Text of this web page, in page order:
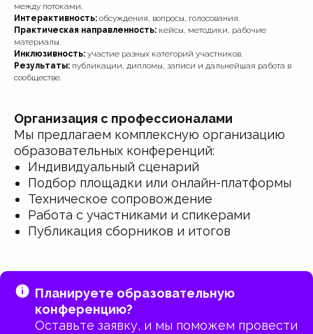
между потоками.
Интерактивность: обсуждения, вопросы, голосования.
Практическая направленность: кейсы, методики, рабочие
материалы.
Инклюзивность: участие разных категорий участников.
Результаты: публикации, дипломы, записи и дальнейшая работа в
сообществе.
Организация с профессионалами
Мы предлагаем комплексную организацию
образовательных конференций:
Индивидуальный сценарий
Подбор площадки или онлайн-платформы
Техническое сопровождение
Работа с участниками и спикерами
Публикация сборников и итогов
Планируете образовательную
конференцию?
Оставьте заявку, и мы поможем провести